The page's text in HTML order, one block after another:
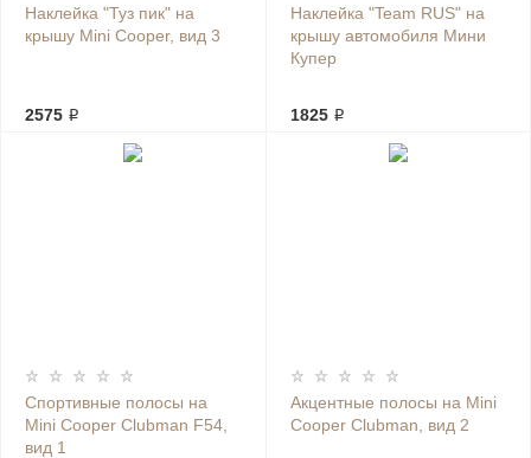
Наклейка "Туз пик" на
крышу Mini Cooper, вид 3
2575 ₽
Наклейка "Team RUS" на
крышу автомобиля Мини
Купер
1825 ₽
Спортивные полосы на
Mini Cooper Clubman F54,
вид 1
Акцентные полосы на Mini
Cooper Clubman, вид 2